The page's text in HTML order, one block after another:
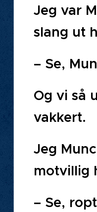
Jeg var
slang ut
– Se,
Og vi så
vakkert.
Jeg
motvillig
– Se,